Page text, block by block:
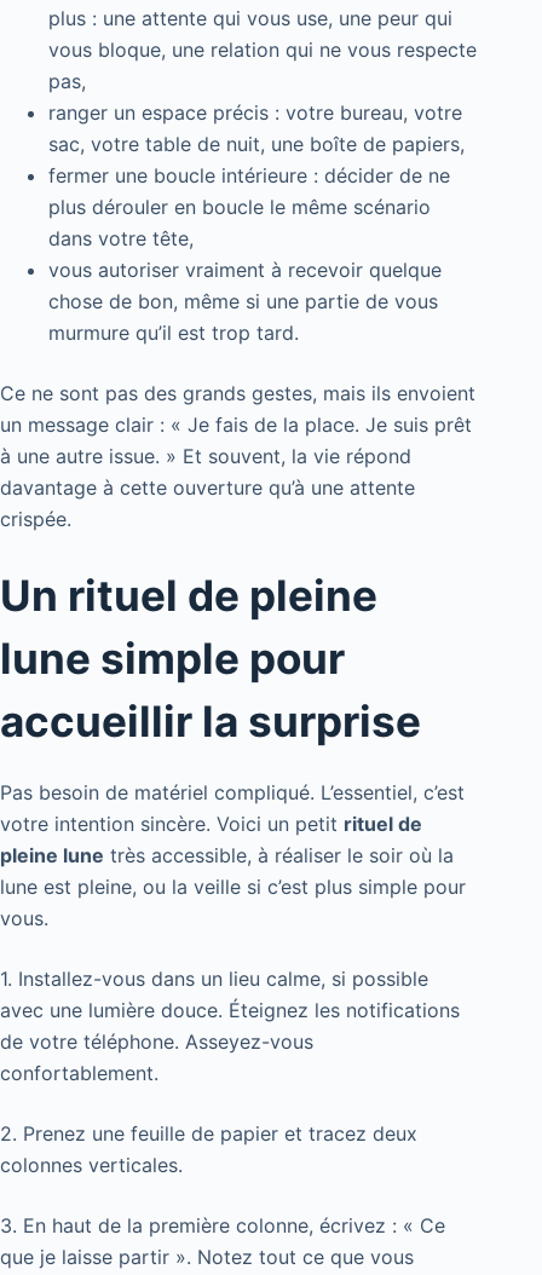
plus : une attente qui vous use, une peur qui
vous bloque, une relation qui ne vous respecte
pas,
ranger un espace précis : votre bureau, votre
sac, votre table de nuit, une boîte de papiers,
fermer une boucle intérieure : décider de ne
plus dérouler en boucle le même scénario
dans votre tête,
vous autoriser vraiment à recevoir quelque
chose de bon, même si une partie de vous
murmure qu’il est trop tard.
Ce ne sont pas des grands gestes, mais ils envoient
un message clair : « Je fais de la place. Je suis prêt
à une autre issue. » Et souvent, la vie répond
davantage à cette ouverture qu’à une attente
crispée.
Un rituel de pleine
lune simple pour
accueillir la surprise
Pas besoin de matériel compliqué. L’essentiel, c’est
votre intention sincère. Voici un petit rituel de
pleine lune très accessible, à réaliser le soir où la
lune est pleine, ou la veille si c’est plus simple pour
vous.
1. Installez-vous dans un lieu calme, si possible
avec une lumière douce. Éteignez les notifications
de votre téléphone. Asseyez-vous
confortablement.
2. Prenez une feuille de papier et tracez deux
colonnes verticales.
3. En haut de la première colonne, écrivez : « Ce
que je laisse partir ». Notez tout ce que vous